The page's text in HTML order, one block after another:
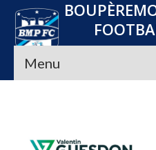
Menu